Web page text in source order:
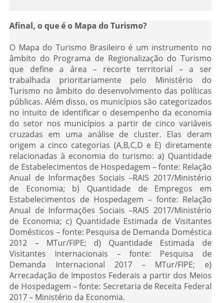
Afinal, o que é o Mapa do Turismo?
O Mapa do Turismo Brasileiro é um instrumento no
âmbito do Programa de Regionalização do Turismo
que define a área – recorte territorial – a ser
trabalhada prioritariamente pelo Ministério do
Turismo no âmbito do desenvolvimento das políticas
públicas. Além disso, os municípios são categorizados
no intuito de identificar o desempenho da economia
do setor nos municípios a partir de cinco variáveis
cruzadas em uma análise de cluster. Elas deram
origem a cinco categorias (A,B,C,D e E) diretamente
relacionadas à economia do turismo: a) Quantidade
de Estabelecimentos de Hospedagem – fonte: Relação
Anual de Informações Sociais –RAIS 2017/Ministério
de Economia; b) Quantidade de Empregos em
Estabelecimentos de Hospedagem – fonte: Relação
Anual de Informações Sociais –RAIS 2017/Ministério
de Economia; c) Quantidade Estimada de Visitantes
Domésticos – fonte: Pesquisa de Demanda Doméstica
2012 – MTur/FIPE; d) Quantidade Estimada de
Visitantes Internacionais – fonte: Pesquisa de
Demanda Internacional 2017 – MTur/FIPE; e)
Arrecadação de Impostos Federais a partir dos Meios
de Hospedagem – fonte: Secretaria de Receita Federal
2017 – Ministério da Economia.